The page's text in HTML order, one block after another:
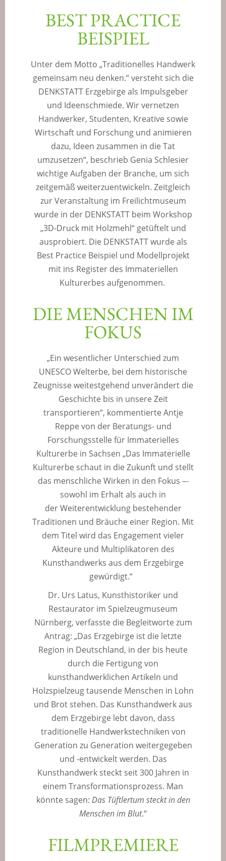
BEST PRACTICE
BEISPIEL
Unter dem Motto „Traditionelles Handwerk
gemeinsam neu denken.“ versteht sich die
DENKSTATT Erzgebirge als Impulsgeber
und Ideenschmiede. Wir vernetzen
Handwerker, Studenten, Kreative sowie
Wirtschaft und Forschung und animieren
dazu, Ideen zusammen in die Tat
umzusetzen“, beschrieb Genia Schlesier
wichtige Aufgaben der Branche, um sich
zeitgemäß weiterzuentwickeln. Zeitgleich
zur Veranstaltung im Freilichtmuseum
wurde in der DENKSTATT beim Workshop
„3D-Druck mit Holzmehl“ getüftelt und
ausprobiert. Die DENKSTATT wurde als
Best Practice Beispiel und Modellprojekt
mit ins Register des Immateriellen
Kulturerbes aufgenommen.
DIE MENSCHEN IM
FOKUS
„Ein wesentlicher Unterschied zum
UNESCO Welterbe, bei dem historische
Zeugnisse weitestgehend unverändert die
Geschichte bis in unsere Zeit
transportieren“, kommentierte Antje
Reppe von der Beratungs- und
Forschungsstelle für Immaterielles
Kulturerbe in Sachsen „Das Immaterielle
Kulturerbe schaut in die Zukunft und stellt
das menschliche Wirken in den Fokus –­
sowohl im Erhalt als auch in
derWeiterentwicklung bestehender
Traditionen und Bräuche einer Region. Mit
dem Titel wird das Engagement vieler
Akteure und Multiplikatoren des
Kunsthandwerks aus dem Erzgebirge
gewürdigt.“
Dr. Urs Latus, Kunsthistoriker und
Restaurator im Spielzeugmuseum
Nürnberg, verfasste die Begleitworte zum
Antrag: „Das Erzgebirge ist die letzte
Region in Deutschland, in der bis heute
durch die Fertigung von
kunsthandwerklichen Artikeln und
Holzspielzeug tausende Menschen in Lohn
und Brot stehen. Das Kunsthandwerk aus
dem Erzgebirge lebt davon, dass
traditionelle Handwerkstechniken von
Generation zu Generation weitergegeben
und -entwickelt werden. Das
Kunsthandwerk steckt seit 300 Jahren in
einem Transformationsprozess. Man
könnte sagen: Das Tüftlertum steckt in den
Menschen im Blut.“
FILMPREMIERE